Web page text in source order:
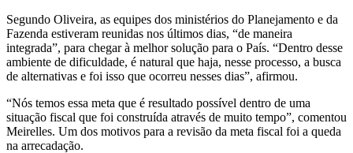
Segundo Oliveira, as equipes dos ministérios do Planejamento e da
Fazenda estiveram reunidas nos últimos dias, “de maneira
integrada”, para chegar à melhor solução para o País. “Dentro desse
ambiente de dificuldade, é natural que haja, nesse processo, a busca
de alternativas e foi isso que ocorreu nesses dias”, afirmou.
“Nós temos essa meta que é resultado possível dentro de uma
situação fiscal que foi construída através de muito tempo”, comentou
Meirelles. Um dos motivos para a revisão da meta fiscal foi a queda
na arrecadação.